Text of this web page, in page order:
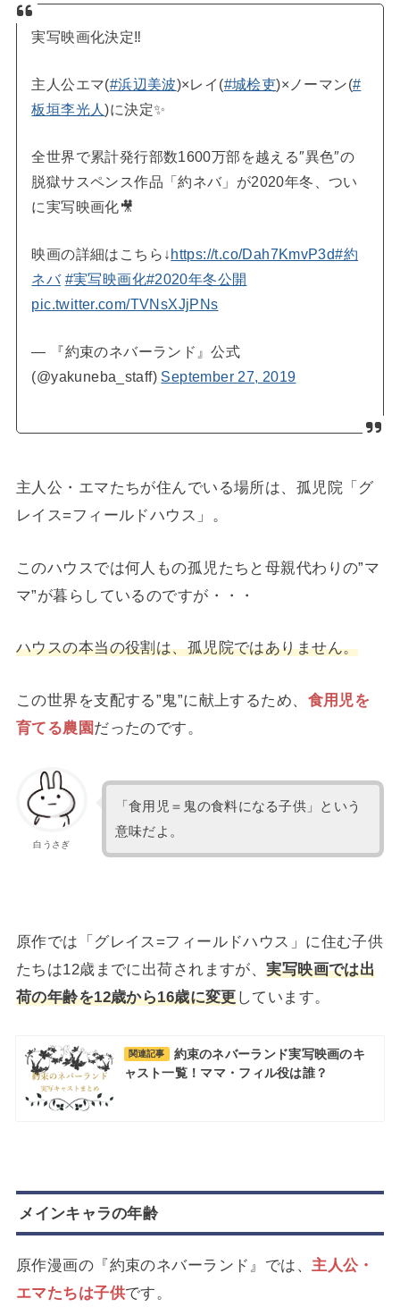
実写映画化決定‼
主人公エマ(#浜辺美波)×レイ(#城桧吏)×ノーマン(#
板垣李光人)に決定✨
全世界で累計発行部数1600万部を越える″異色″の
脱獄サスペンス作品「約ネバ」が2020年冬、つい
に実写映画化🎥
映画の詳細はこちら↓ https://t.co/Dah7KmvP3d#約
ネバ #実写映画化#2020年冬公開
pic.twitter.com/TVNsXJjPNs
— 『約束のネバーランド』公式
(@yakuneba_staff) September 27, 2019
主人公・エマたちが住んでいる場所は、孤児院「グ
レイス=フィールドハウス」。
このハウスでは何人もの孤児たちと母親代わりの”マ
マ”が暮らしているのですが・・・
ハウスの本当の役割は、孤児院ではありません。
この世界を支配する”鬼”に献上するため、 食用児を
育てる農園だったのです。
白うさぎ
「食用児＝鬼の食料になる子供」という
意味だよ。
原作では「グレイス=フィールドハウス」に住む子供
たちは12歳までに出荷されますが、実写映画では出
荷の年齢を12歳から16歳に変更しています。
関連記事
約束のネバーランド実写映画のキ
ャスト一覧！ママ・フィル役は誰？
メインキャラの年齢
原作漫画の『約束のネバーランド』では、 主人公・
エマたちは子供です。